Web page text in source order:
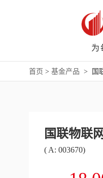
为
首页 > 基金产品 > 国
国联物联
( A: 003670)